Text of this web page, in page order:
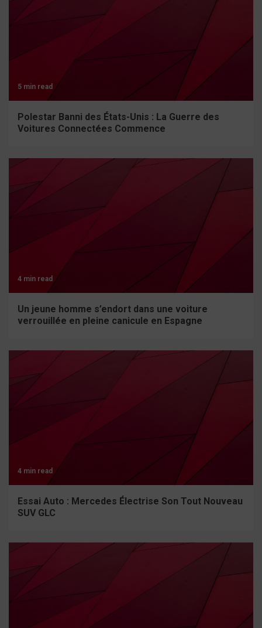
5 min read
Polestar Banni des États-Unis : La Guerre des
Voitures Connectées Commence
4 min read
Un jeune homme s’endort dans une voiture
verrouillée en pleine canicule en Espagne
4 min read
Essai Auto : Mercedes Électrise Son Tout Nouveau
SUV GLC